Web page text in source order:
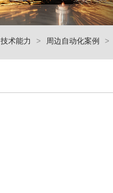
技术能力 周边自动化案例